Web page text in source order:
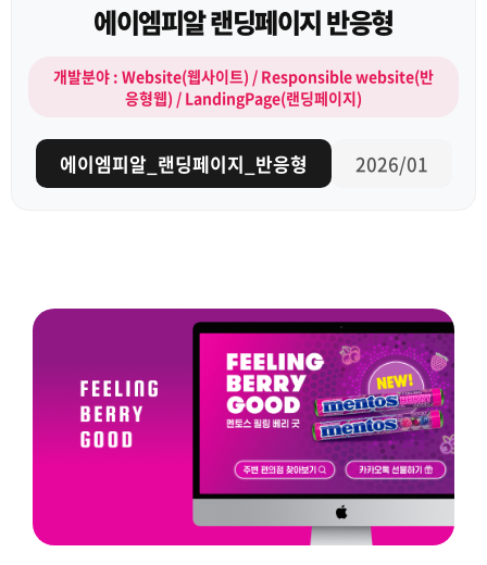
에이엠피알 랜딩페이지 반응형
개발분야 : Website(웹사이트) / Responsible website(반
응형웹) / LandingPage(랜딩페이지)
에이엠피알_랜딩페이지_반응형 2026/01